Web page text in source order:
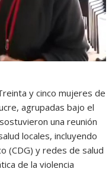
y cinco mujeres de
agrupadas bajo el
una reunión
locales, incluyendo
(CDG) y redes de salud
de la violencia